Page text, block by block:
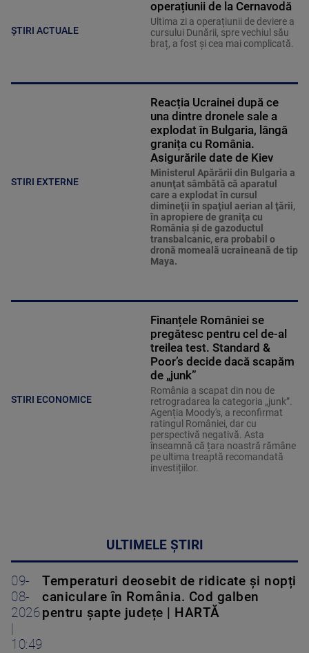
ȘTIRI ACTUALE
operațiunii de la Cernavodă
Ultima zi a operațiunii de deviere a
cursului Dunării, spre vechiul său
braț, a fost și cea mai complicată.
STIRI EXTERNE
Reacția Ucrainei după ce
una dintre dronele sale a
explodat în Bulgaria, lângă
granița cu România.
Asigurările date de Kiev
Ministerul Apărării din Bulgaria a
anunţat sâmbătă că aparatul
care a explodat în cursul
dimineţii în spaţiul aerian al ţării,
în apropiere de graniţa cu
România şi de gazoductul
transbalcanic, era probabil o
dronă momeală ucraineană de tip
Maya.
STIRI ECONOMICE
Finanțele României se
pregătesc pentru cel de-al
treilea test. Standard &
Poor’s decide dacă scapăm
de „junk”
România a scapat din nou de
retrogradarea la categoria „junk”.
Agenția Moody's, a reconfirmat
ratingul României, dar cu
perspectivă negativă. Asta
înseamnă că țara noastră rămâne
pe ultima treaptă recomandată
investițiilor.
ULTIMELE ȘTIRI
09-
08-
2026
10:49
Temperaturi deosebit de ridicate și nopți
caniculare în România. Cod galben
pentru șapte județe | HARTĂ